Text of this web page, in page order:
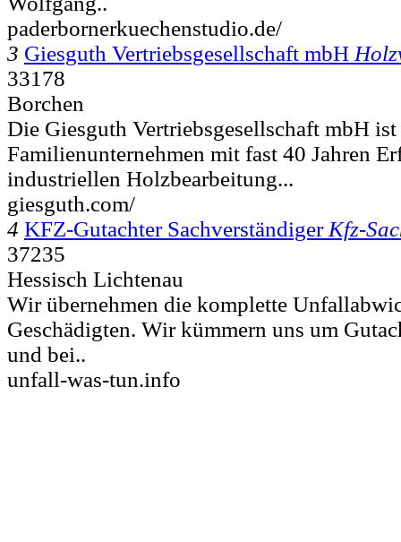
paderbornerkuechenstudio.de/
3 Giesguth Vertriebsgesellschaft mbH
33178
Borchen
Die Giesguth Vertriebsgesellschaft mbH
Familienunternehmen mit fast 40 Jahren
industriellen Holzbearbeitung...
giesguth.com/
4 KFZ-Gutachter Sachverständiger Kfz-
37235
Hessisch Lichtenau
Wir übernehmen die komplette
Geschädigten. Wir kümmern uns um
und bei..
unfall-was-tun.info